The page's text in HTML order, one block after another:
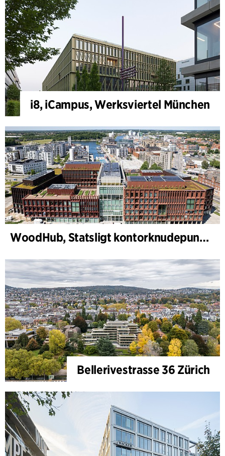
i8, iCampus, Werksviertel München
WoodHub, Statsligt kontorknudepunkt i Odense
Bellerivestrasse 36 Zürich